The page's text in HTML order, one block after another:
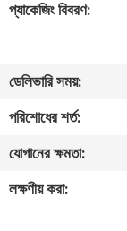
সাথে
করুন
উদ্ধৃতির
প্যাকেজিং বিবরণ:
ডেলিভারি সময়:
পরিশোধের শর্ত:
যোগানের ক্ষমতা:
লক্ষণীয় করা: